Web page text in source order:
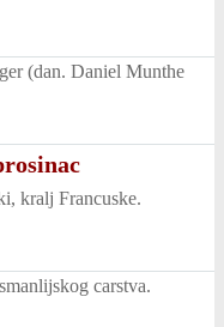
(dan. Daniel Munthe
kralj Francuske.
carstva.